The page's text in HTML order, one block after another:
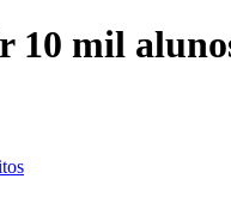
mil